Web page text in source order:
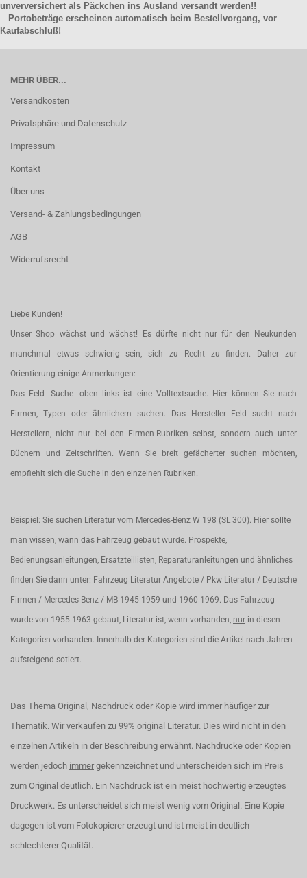
unverversichert als Päckchen ins Ausland versandt werden!!
Portobeträge erscheinen automatisch beim Bestellvorgang, vor
Kaufabschluß!
MEHR ÜBER...
Versandkosten
Privatsphäre und Datenschutz
Impressum
Kontakt
Über uns
Versand- & Zahlungsbedingungen
AGB
Widerrufsrecht
Liebe Kunden!
Unser Shop wächst und wächst! Es dürfte nicht nur für den Neukunden
manchmal etwas schwierig sein, sich zu Recht zu finden. Daher zur
Orientierung einige Anmerkungen:
Das Feld -Suche- oben links ist eine Volltextsuche. Hier können Sie nach
Firmen, Typen oder ähnlichem suchen. Das Hersteller Feld sucht nach
Herstellern, nicht nur bei den Firmen-Rubriken selbst, sondern auch unter
Büchern und Zeitschriften. Wenn Sie breit gefächerter suchen möchten,
empfiehlt sich die Suche in den einzelnen Rubriken.
Beispiel: Sie suchen Literatur vom Mercedes-Benz W 198 (SL 300). Hier sollte
man wissen, wann das Fahrzeug gebaut wurde. Prospekte,
Bedienungsanleitungen, Ersatzteillisten, Reparaturanleitungen und ähnliches
finden Sie dann unter: Fahrzeug Literatur Angebote / Pkw Literatur / Deutsche
Firmen / Mercedes-Benz / MB 1945-1959 und 1960-1969. Das Fahrzeug
wurde von 1955-1963 gebaut, Literatur ist, wenn vorhanden, nur in diesen
Kategorien vorhanden. Innerhalb der Kategorien sind die Artikel nach Jahren
aufsteigend sotiert.
Das Thema Original, Nachdruck oder Kopie wird immer häufiger zur
Thematik. Wir verkaufen zu 99% original Literatur. Dies wird nicht in den
einzelnen Artikeln in der Beschreibung erwähnt. Nachdrucke oder Kopien
werden jedoch immer gekennzeichnet und unterscheiden sich im Preis
zum Original deutlich. Ein Nachdruck ist ein meist hochwertig erzeugtes
Druckwerk. Es unterscheidet sich meist wenig vom Original. Eine Kopie
dagegen ist vom Fotokopierer erzeugt und ist meist in deutlich
schlechterer Qualität.